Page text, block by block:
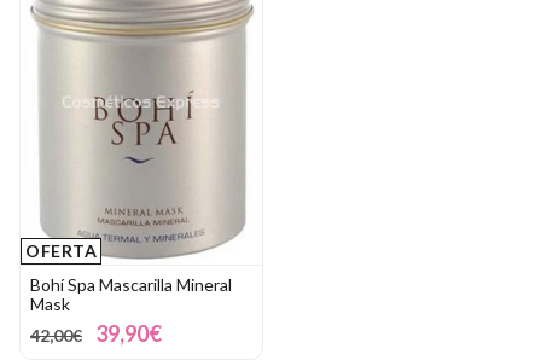
OFERTA
Bohí Spa Mascarilla Mineral
Mask
42,00€
39,90€